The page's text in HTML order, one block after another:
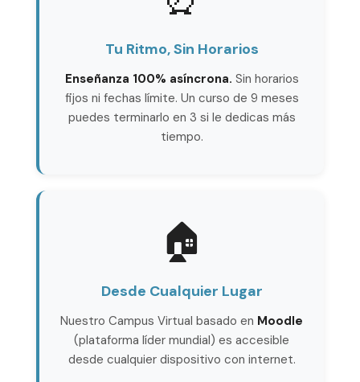
Tu Ritmo, Sin Horarios
Enseñanza 100% asíncrona. Sin horarios
fijos ni fechas límite. Un curso de 9 meses
puedes terminarlo en 3 si le dedicas más
tiempo.
🏠
Desde Cualquier Lugar
Nuestro Campus Virtual basado en Moodle
(plataforma líder mundial) es accesible
desde cualquier dispositivo con internet.